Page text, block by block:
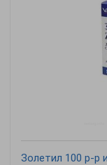
Золетил 100 р-р